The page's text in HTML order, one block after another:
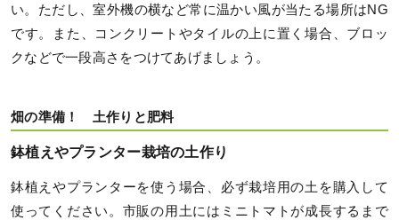
い。ただし、室外機の横など常に温かい風が当たる場所はNG
です。また、コンクリートやタイルの上に置く場合、ブロッ
クなどで一段高さをつけてあげましょう。
畑の準備！ 土作りと肥料
鉢植えやプランター栽培の土作り
鉢植えやプランターを使う場合、必ず栽培用の土を購入して
使ってください。市販の用土にはミニトマトが成長するまで